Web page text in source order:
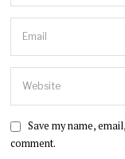
Save my name,
comment.